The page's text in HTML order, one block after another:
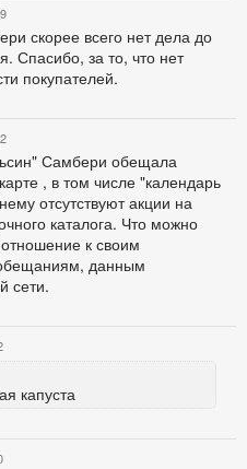
скорее всего нет дела до
Спасибо, за то, что нет
покупателей.
Самбери обещала
, в том числе "календарь
отсутствуют акции на
каталога. Что можно
к своим
данным
сети.
капуста